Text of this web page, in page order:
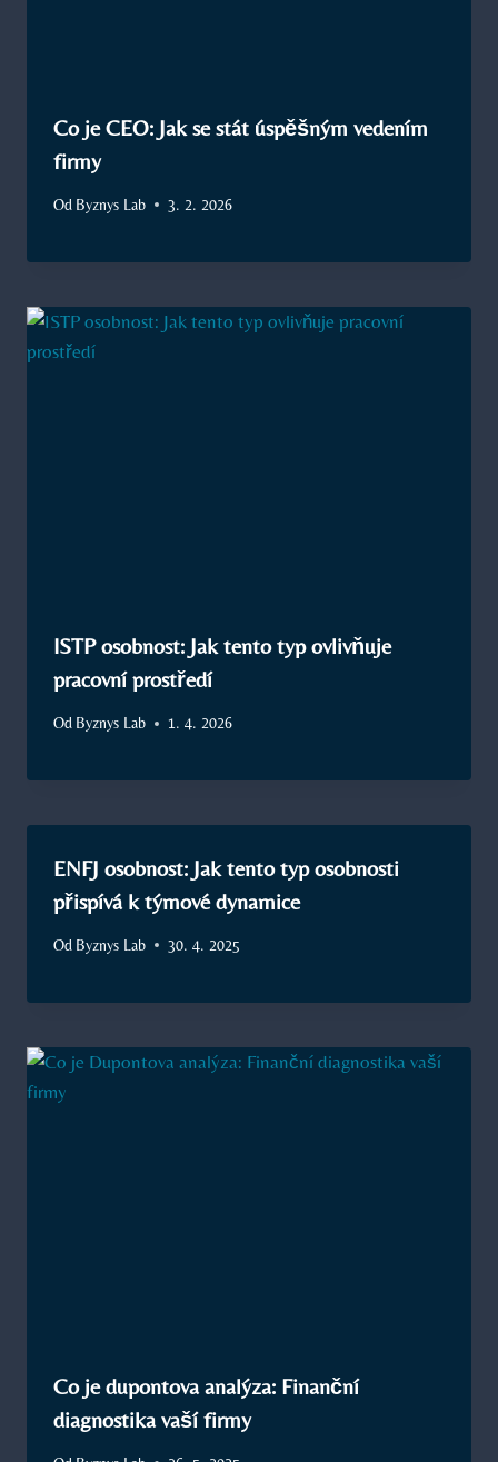
Co je CEO: Jak se stát úspěšným vedením
firmy
Od Byznys Lab 3. 2. 2026
ISTP osobnost: Jak tento typ ovlivňuje
pracovní prostředí
Od Byznys Lab 1. 4. 2026
ENFJ osobnost: Jak tento typ osobnosti
přispívá k týmové dynamice
Od Byznys Lab 30. 4. 2025
Co je dupontova analýza: Finanční
diagnostika vaší firmy